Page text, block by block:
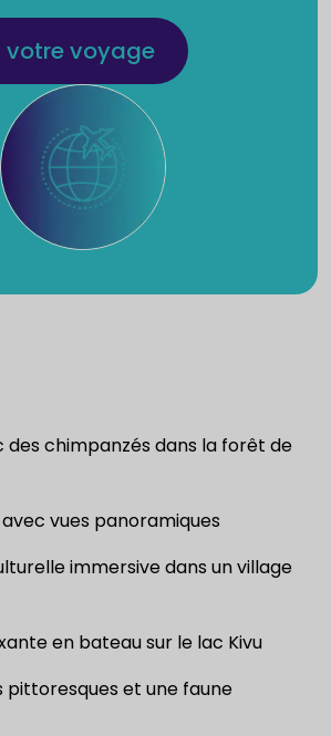
votre voyage
des chimpanzés dans la forêt de
vues panoramiques
immersive dans un village
en bateau sur le lac Kivu
pittoresques et une faune